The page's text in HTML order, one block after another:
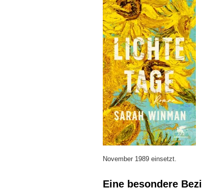
November 1989 einsetzt.
Eine besondere